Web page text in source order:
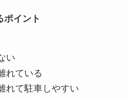
ポイント
い
れている
れて駐車しやすい